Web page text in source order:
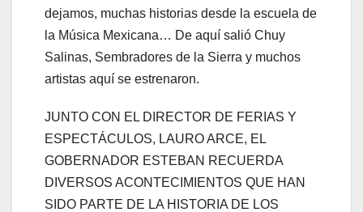
dejamos, muchas historias desde la escuela de
la Música Mexicana… De aquí salió Chuy
Salinas, Sembradores de la Sierra y muchos
artistas aquí se estrenaron.
JUNTO CON EL DIRECTOR DE FERIAS Y
ESPECTÁCULOS, LAURO ARCE, EL
GOBERNADOR ESTEBAN RECUERDA
DIVERSOS ACONTECIMIENTOS QUE HAN
SIDO PARTE DE LA HISTORIA DE LOS